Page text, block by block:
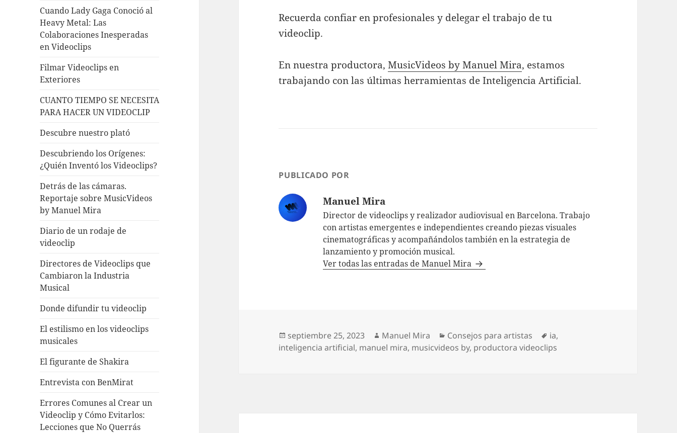
Cuando Lady Gaga Conoció al
Heavy Metal: Las
Colaboraciones Inesperadas
en Videoclips
Filmar Videoclips en
Exteriores
CUANTO TIEMPO SE NECESITA
PARA HACER UN VIDEOCLIP
Descubre nuestro plató
Descubriendo los Orígenes:
¿Quién Inventó los Videoclips?
Detrás de las cámaras.
Reportaje sobre MusicVideos
by Manuel Mira
Diario de un rodaje de
videoclip
Directores de Videoclips que
Cambiaron la Industria
Musical
Donde difundir tu videoclip
El estilismo en los videoclips
musicales
El figurante de Shakira
Entrevista con BenMirat
Errores Comunes al Crear un
Videoclip y Cómo Evitarlos:
Lecciones que No Querrás
Recuerda confiar en profesionales y delegar el trabajo de tu
videoclip.
En nuestra productora,MusicVideos by Manuel Mira, estamos
trabajando con las últimas herramientas de Inteligencia Artificial.
PUBLICADO POR
Manuel Mira
Director de videoclips y realizador audiovisual en Barcelona. Trabajo
con artistas emergentes e independientes creando piezas visuales
cinematográficas y acompañándolos también en la estrategia de
lanzamiento y promoción musical.
Ver todas las entradas de Manuel Mira
Publicado
el
septiembre 25, 2023 Autor
Manuel Mira Categorías
Consejos para artistas Etiquetas
ia,
inteligencia artificial, manuel mira, musicvideos by, productora videoclips